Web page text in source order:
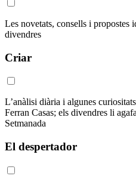
Les novetats, consells i propostes
divendres
Criar
L’anàlisi diària i algunes
Ferran Casas; els divendres li
Setmanada
El despertador